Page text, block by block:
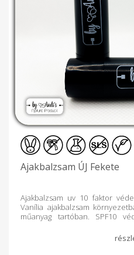
Ajakbalzsam ÚJ Fekete
Ajakbalzsam uv 10 faktor
Vanília ajakbalzsam
műanyag tartóban. SPF10
zsírokból és méhviaszból áll.
felszívódik, ellátja